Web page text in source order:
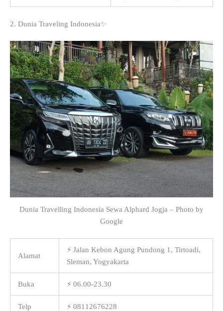
2. Dunia Traveling Indonesia✨
Dunia Travelling Indonesia Sewa Alphard Jogja – Photo by
Google
Alamat
⚡ Jalan Kebon Agung Pundong 1, Tirtoadi,
Sleman, Yogyakarta
Buka ⚡ 06.00-23.30
Telp ⚡ 08112676228